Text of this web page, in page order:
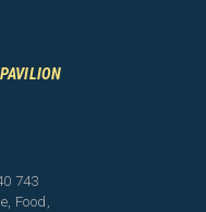
743
Food,